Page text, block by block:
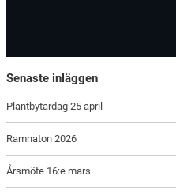
Senaste inläggen
Plantbytardag 25 april
Ramnaton 2026
Årsmöte 16:e mars